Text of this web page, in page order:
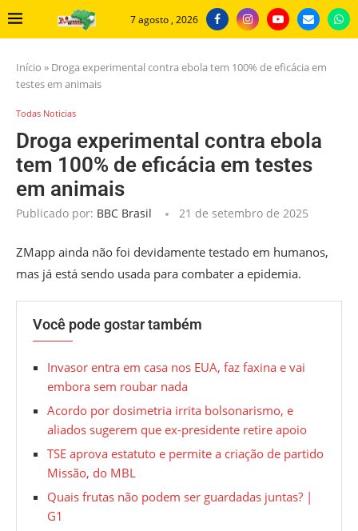
7 agosto , 2026
Início » Droga experimental contra ebola tem 100% de eficácia em
testes em animais
Todas Noticias
Droga experimental contra ebola
tem 100% de eficácia em testes
em animais
Publicado por: BBC Brasil 21 de setembro de 2025
ZMapp ainda não foi devidamente testado em humanos,
mas já está sendo usada para combater a epidemia.
Você pode gostar também
Invasor entra em casa nos EUA, faz faxina e vai
embora sem roubar nada
Acordo por dosimetria irrita bolsonarismo, e
aliados sugerem que ex-presidente retire apoio
TSE aprova estatuto e permite a criação de partido
Missão, do MBL
Quais frutas não podem ser guardadas juntas? |
G1